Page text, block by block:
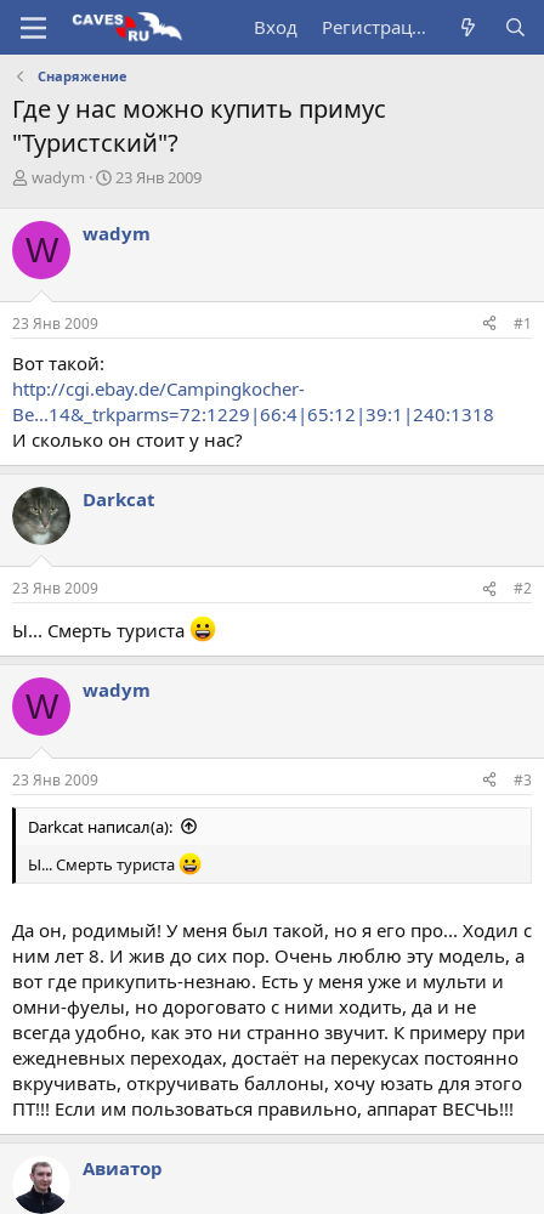
Вход Регистрация
Снаряжение
Где у нас можно купить примус
"Туристский"?
А
т
о
р
т
е
м
wadym
Д
а
ч
23 Янв 2009
W wadym
23 Янв 2009 #1
Вот такой:
http://cgi.ebay.de/Campingkocher-
Be...14&_trkparms=72:1229|66:4|65:12|39:1|240:1318
И сколько он стоит у нас?
Darkcat
23 Янв 2009 #2
Ы... Смерть туриста
W wadym
23 Янв 2009 #3
Darkcat написал(а):
Ы... Смерть туриста
Да он, родимый! У меня был такой, но я его про... Ходил с
ним лет 8. И жив до сих пор. Очень люблю эту модель, а
вот где прикупить-незнаю. Есть у меня уже и мульти и
омни-фуелы, но дороговато с ними ходить, да и не
всегда удобно, как это ни странно звучит. К примеру при
ежедневных переходах, достаёт на перекусах постоянно
вкручивать, откручивать баллоны, хочу юзать для этого
ПТ!!! Если им пользоваться правильно, аппарат ВЕСЧЬ!!!
Авиатор